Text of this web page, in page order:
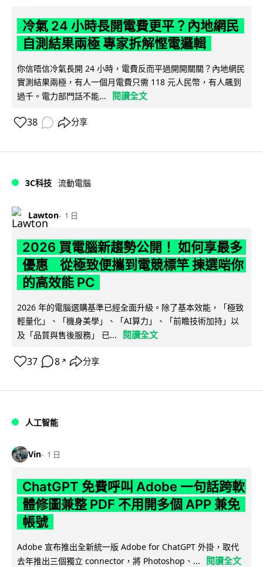
冷氣 24 小時長開電費更平？內地網民
自測結果兩極 專家拆解慳電邏輯
你信唔信冷氣長開 24 小時，電費反而平過開開關關？內地網民
實測結果兩極，有人一個月電費只需 118 元人民幣，有人飆到
過千。電力部門話不能...
閱讀全文
38 分享
3C科技 流動電腦
Lawton 1 日
2026 買電腦新趨勢公開！ 如何享最多
優惠 從極致便攜到電競標竿 揀選啱你
的高效能 PC
2026 年的電腦選購基準已經全面升級。除了基本效能，「極致
輕量化」、「機身美學」、「AI算力」、「前瞻技術加持」以
及「品質與售後服務」 已...
閱讀全文
37 8 ↗ 分享
人工智能
Vin 1 日
ChatGPT 免費呼叫 Adobe 一句話跨軟
體修圖兼整 PDF 不用開多個 APP 兼免
帳號
Adobe 宣布推出全新統一版 Adobe for ChatGPT 外掛，取代
去年推出三個獨立 connector，將 Photoshop、...
閱讀全文